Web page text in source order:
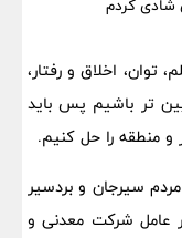
توان، اخلاق و رفتار،
تر باشیم پس باید
را حل کنیم.
سیرجان و بردسیر
عامل شرکت معدنی و